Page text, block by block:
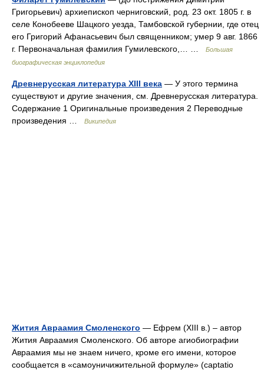
Григорьевич) архиепископ черниговский, род. 23 окт. 1805 г. в
селе Конобееве Шацкого уезда, Тамбовской губернии, где отец
его Григорий Афанасьевич был священником; умер 9 авг. 1866
г. Первоначальная фамилия Гумилевского,… …
Большая
биографическая энциклопедия
Древнерусская литература XIII века — У этого термина
существуют и другие значения, см. Древнерусская литература.
Содержание 1 Оригинальные произведения 2 Переводные
произведения …
Википедия
Жития Авраамия Смоленского — Ефрем (XIII в.) – автор
Жития Авраамия Смоленского. Об авторе агиобиографии
Авраамия мы не знаем ничего, кроме его имени, которое
сообщается в «самоуничижительной формуле» (captatio